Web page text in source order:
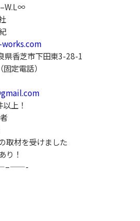
–W.L∞
県香芝市下田東3-28-1
定電話）
上！
取材を受けました
り！
——-